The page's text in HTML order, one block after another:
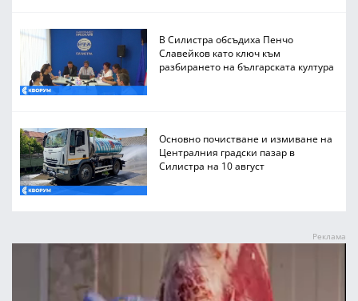
В Силистра обсъдиха Пенчо
Славейков като ключ към
разбирането на българската култура
Основно почистване и измиване на
Централния градски пазар в
Силистра на 10 август